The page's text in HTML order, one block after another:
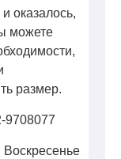
оказалось,
можете
размер.
9708077